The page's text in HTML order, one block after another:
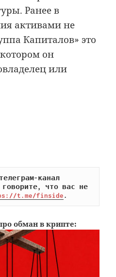
Ранее в
активами не
Капиталов» это
он
или
канал
что вас не
t.me/finside.
обман в крипте: